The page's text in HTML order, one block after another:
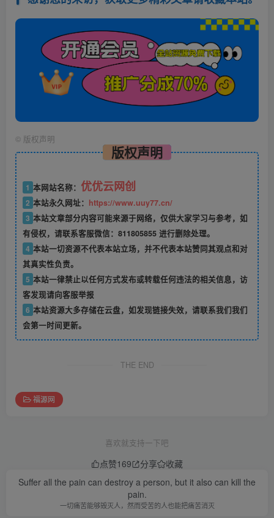
© 版权声明
版权声明
1 本网站名称： 优优云网创
2 本站永久网址： https://www.uuy77.cn/
3 本站文章部分内容可能来源于网络，仅供大家学习与参考，如
有侵权，请联系客服微信：811805855 进行删除处理。
4 本站一切资源不代表本站立场，并不代表本站赞同其观点和对
其真实性负责。
5 本站一律禁止以任何方式发布或转载任何违法的相关信息，访
客发现请向客服举报
6 本站资源大多存储在云盘，如发现链接失效，请联系我们我们
会第一时间更新。
THE END
福源网
喜欢就支持一下吧
点赞169 分享
收藏
Suffer all the pain can destroy a person, but it also can kill the
pain.
一切痛苦能够毁灭人，然而受苦的人也能把痛苦消灭